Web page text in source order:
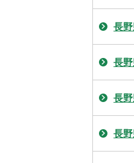
長
長
長
長